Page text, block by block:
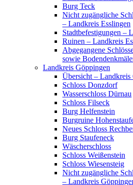
Burg Teck
Nicht zugängliche
– Landkreis Esslingen
Stadtbefestigungen –
Ruinen – Landkreis
Abgegangene
sowie
Landkreis Göppingen
Übersicht – Landkreis
Schloss Donzdorf
Wasserschloss Dürnau
Schloss Filseck
Burg Helfenstein
Burgruine
Neues Schloss
Burg Staufeneck
Wäscherschloss
Schloss Weißenstein
Schloss Wiesensteig
Nicht zugängliche
– Landkreis